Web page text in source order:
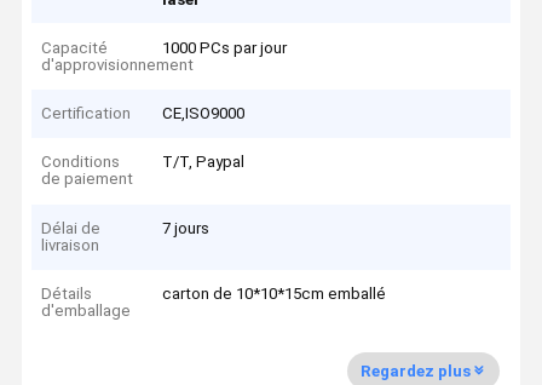
Capacité
d'approvisionnement
1000 PCs par jour
Certification CE,ISO9000
Conditions
de paiement
T/T, Paypal
Délai de
livraison
7 jours
Détails
d'emballage
carton de 10*10*15cm emballé
Regardez plus